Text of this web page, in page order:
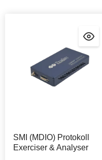
SMI (MDIO) Protokoll
Exerciser & Analyser